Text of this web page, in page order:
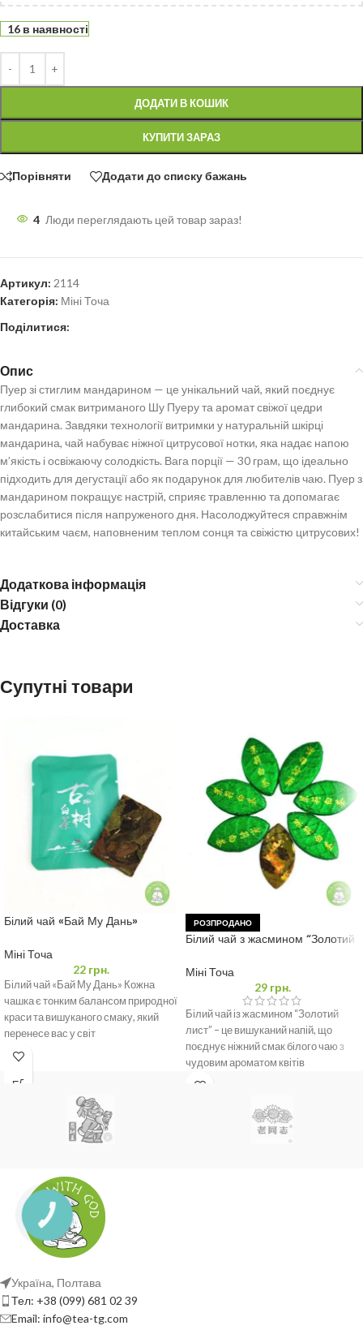
16 в наявності
ДОДАТИ В КОШИК
КУПИТИ ЗАРАЗ
Порівняти Додати до списку бажань
4 Люди переглядають цей товар зараз!
Артикул: 2114
Категорія: Міні Точа
Поділитися:
Опис
Пуер зі стиглим мандарином — це унікальний чай, який поєднує
глибокий смак витриманого Шу Пуеру та аромат свіжої цедри
мандарина. Завдяки технології витримки у натуральній шкірці
мандарина, чай набуває ніжної цитрусової нотки, яка надає напою
м’якість і освіжаючу солодкість. Вага порції — 30 грам, що ідеально
підходить для дегустації або як подарунок для любителів чаю. Пуер з
мандарином покращує настрій, сприяє травленню та допомагає
розслабитися після напруженого дня. Насолоджуйтеся справжнім
китайським чаєм, наповненим теплом сонця та свіжістю цитрусових!
Додаткова інформація
Відгуки (0)
Доставка
Супутні товари
Білий чай «Бай Му Дань»
Міні Точа
22грн.
Білий чай «Бай Му Дань» Кожна
чашка є тонким балансом природної
краси та вишуканого смаку, який
перенесе вас у світ
РОЗПРОДАНО
Білий чай з жасмином “Золотий
Міні Точа
29грн.
Білий чай із жасмином “Золотий
лист” – це вишуканий напій, що
поєднує ніжний смак білого чаю з
чудовим ароматом квітів
Україна, Полтава
Тел: +38 (099) 681 02 39
Email: info@tea-tg.com